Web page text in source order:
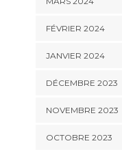
FÉVRIER 2024
JANVIER 2024
DÉCEMBRE 2023
NOVEMBRE 2023
OCTOBRE 2023